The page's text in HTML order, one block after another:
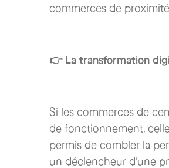
commerces de
👉 La transformation
Si les commerces de
de fonctionnement,
permis de combler la
un déclencheur d’une